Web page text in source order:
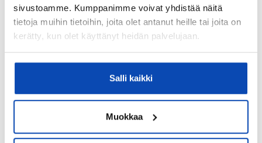
sivustoamme. Kumppanimme voivat yhdistää näitä
tietoja muihin tietoihin, joita olet antanut heille tai joita on
kerätty, kun olet käyttänyt heidän palvelujaan.
Salli kaikki
Muokkaa